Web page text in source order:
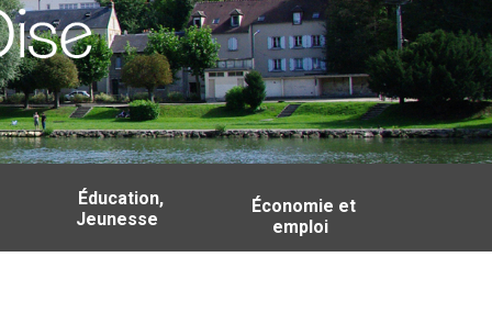
Éducation,
Jeunesse
Économie et
emploi